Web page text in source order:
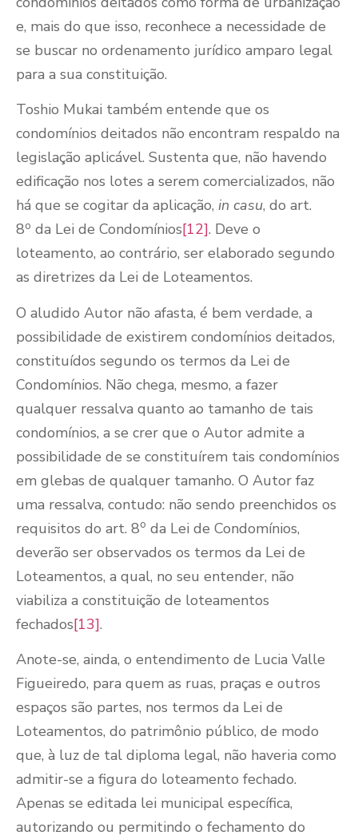
e, mais do que isso, reconhece a necessidade de
se buscar no ordenamento jurídico amparo legal
para a sua constituição.
Toshio Mukai também entende que os
condomínios deitados não encontram respaldo na
legislação aplicável. Sustenta que, não havendo
edificação nos lotes a serem comercializados, não
há que se cogitar da aplicação, in casu, do art.
8o da Lei de Condomínios[12]. Deve o
loteamento, ao contrário, ser elaborado segundo
as diretrizes da Lei de Loteamentos.
O aludido Autor não afasta, é bem verdade, a
possibilidade de existirem condomínios deitados,
constituídos segundo os termos da Lei de
Condomínios. Não chega, mesmo, a fazer
qualquer ressalva quanto ao tamanho de tais
condomínios, a se crer que o Autor admite a
possibilidade de se constituírem tais condomínios
em glebas de qualquer tamanho. O Autor faz
uma ressalva, contudo: não sendo preenchidos os
requisitos do art. 8o da Lei de Condomínios,
deverão ser observados os termos da Lei de
Loteamentos, a qual, no seu entender, não
viabiliza a constituição de loteamentos
fechados[13].
Anote-se, ainda, o entendimento de Lucia Valle
Figueiredo, para quem as ruas, praças e outros
espaços são partes, nos termos da Lei de
Loteamentos, do patrimônio público, de modo
que, à luz de tal diploma legal, não haveria como
admitir-se a figura do loteamento fechado.
Apenas se editada lei municipal específica,
autorizando ou permitindo o fechamento do